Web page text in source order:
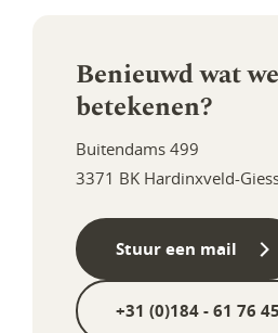
Benieuwd wat
betekenen?
Buitendams 499
3371 BK Hardinxveld-
Stuur een mail
+31 (0)184 - 61 76 45